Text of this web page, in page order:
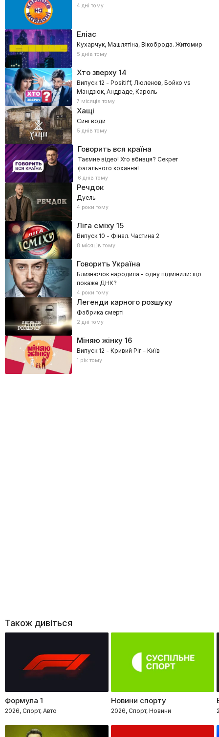
4 дні тому
Еліас
Кухарчук, Машлятіна, Вікоброда. Житомир
5 днів тому
Хто зверху14
Випуск 12 - Positiff, Люленов, Бойко vs
Мандзюк, Андраде, Кароль
7 місяців тому
Хащі
Сині води
5 днів тому
Говорить вся країна
Таємне відео! Хто вбивця? Секрет
фатального кохання!
6 днів тому
Речдок
Дуель
4 роки тому
Ліга сміху15
Випуск 10 - Фінал. Частина 2
8 місяців тому
Говорить Україна
Близнючок народила - одну підмінили: що
покаже ДНК?
4 роки тому
Легенди карного розшуку
Фабрика смерті
2 дні тому
Міняю жінку16
Випуск 12 - Кривий Ріг – Київ
1 рік тому
Також дивіться
Формула 1
2026, Спорт, Авто
Новини спорту
2026, Спорт, Новини